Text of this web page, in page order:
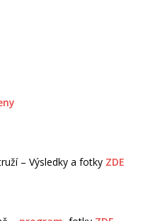
– Výsledky a fotky ZDE